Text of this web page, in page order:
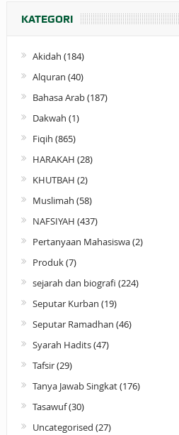
KATEGORI
Akidah (184)
Alquran (40)
Bahasa Arab(187)
Dakwah (1)
Fiqih (865)
HARAKAH (28)
KHUTBAH (2)
Muslimah (58)
NAFSIYAH (437)
Pertanyaan Mahasiswa(2)
Produk(7)
sejarah dan biografi (224)
Seputar Kurban (19)
Seputar Ramadhan (46)
Syarah Hadits(47)
Tafsir(29)
Tanya Jawab Singkat(176)
Tasawuf(30)
Uncategorised (27)